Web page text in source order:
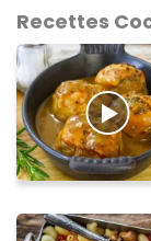
Recettes